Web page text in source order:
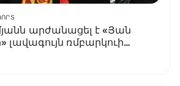
արժանացել է «Յան
լավագույն ռմբարկուի